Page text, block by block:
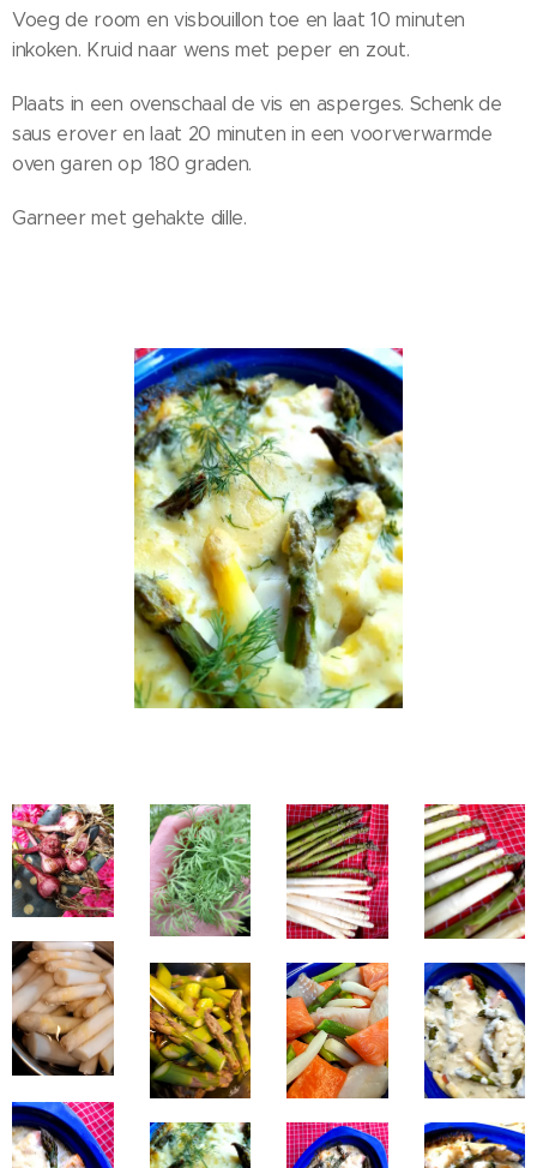
Voeg de room en visbouillon toe en laat 10 minuten
inkoken. Kruid naar wens met peper en zout.
Plaats in een ovenschaal de vis en asperges. Schenk de
saus erover en laat 20 minuten in een voorverwarmde
oven garen op 180 graden.
Garneer met gehakte dille.